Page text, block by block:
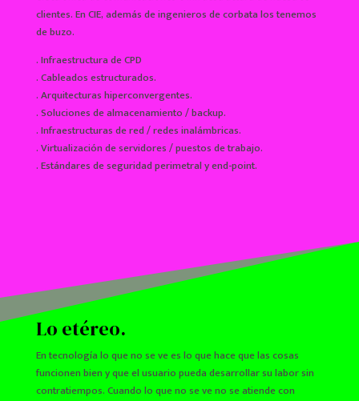
clientes. En CIE, además de ingenieros de corbata los tenemos
de buzo.
. Infraestructura de CPD
. Cableados estructurados.
. Arquitecturas hiperconvergentes.
. Soluciones de almacenamiento / backup.
. Infraestructuras de red / redes inalámbricas.
. Virtualización de servidores / puestos de trabajo.
. Estándares de seguridad perimetral y end-point.
Lo etéreo.
En tecnología lo que no se ve es lo que hace que las cosas
funcionen bien y que el usuario pueda desarrollar su labor sin
contratiempos. Cuando lo que no se ve no se atiende con